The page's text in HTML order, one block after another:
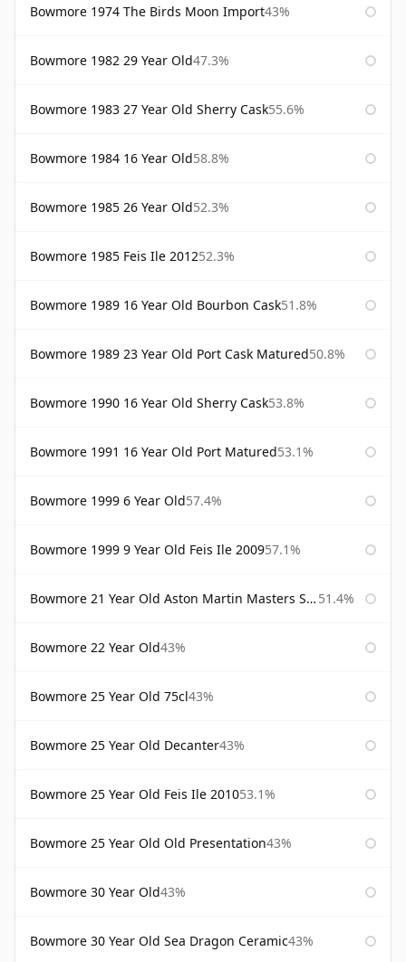
Bowmore 1974 The Birds Moon Import43%
Bowmore 1982 29 Year Old47.3%
Bowmore 1983 27 Year Old Sherry Cask55.6%
Bowmore 1984 16 Year Old58.8%
Bowmore 1985 26 Year Old52.3%
Bowmore 1985 Feis Ile 201252.3%
Bowmore 1989 16 Year Old Bourbon Cask51.8%
Bowmore 1989 23 Year Old Port Cask Matured50.8%
Bowmore 1990 16 Year Old Sherry Cask53.8%
Bowmore 1991 16 Year Old Port Matured53.1%
Bowmore 1999 6 Year Old57.4%
Bowmore 1999 9 Year Old Feis Ile 200957.1%
Bowmore 21 Year Old Aston Martin Masters Selection 2024 51.4%
Bowmore 22 Year Old43%
Bowmore 25 Year Old 75cl43%
Bowmore 25 Year Old Decanter43%
Bowmore 25 Year Old Feis Ile 201053.1%
Bowmore 25 Year Old Old Presentation43%
Bowmore 30 Year Old43%
Bowmore 30 Year Old Sea Dragon Ceramic43%